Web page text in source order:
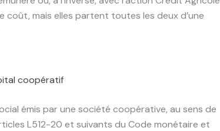
coût, mais elles partent toutes les deux d’une
coopératif
émis par une société coopérative, au sens de
L512-20 et suivants du Code monétaire et